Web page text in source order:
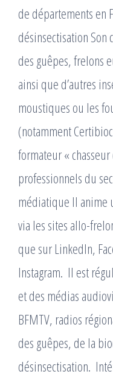
de départements en
désinsectisation
des guêpes, frelons
ainsi que d’autres
moustiques ou les
(notamment
formateur «
professionnels du
médiatique Il anime
via les sites allo-
que sur LinkedIn,
Instagram. ​ Il est
et des médias
BFMTV, radios
des guêpes, de la
désinsectisation.